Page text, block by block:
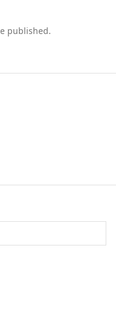
published.